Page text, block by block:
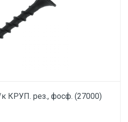
КРУП. рез., фосф. (27000)